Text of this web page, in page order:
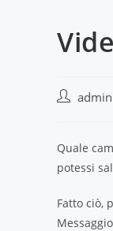
admin
Quale
potessi
Fatto ciò,